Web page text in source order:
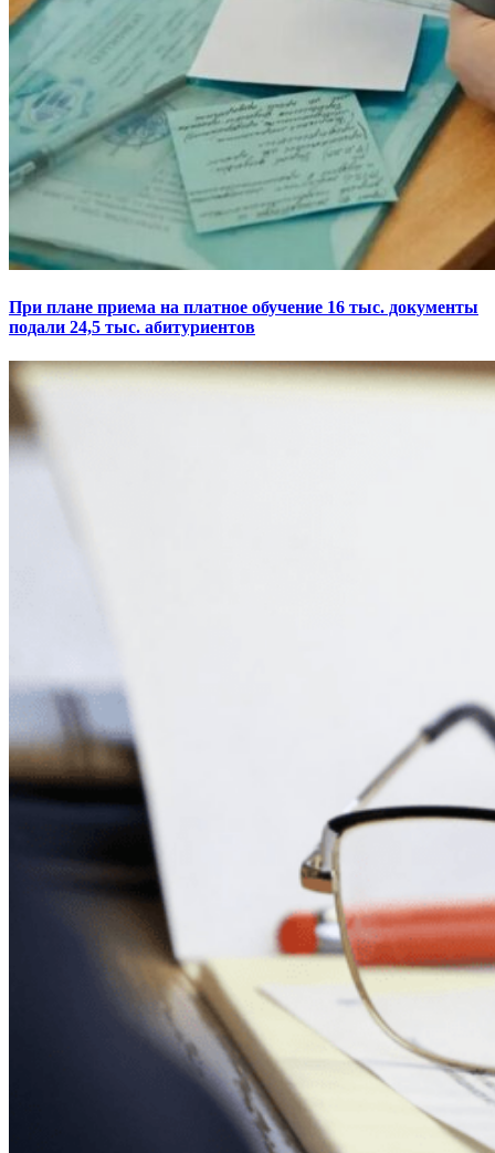
При плане приема на платное обучение 16 тыс. документы
подали 24,5 тыс. абитуриентов